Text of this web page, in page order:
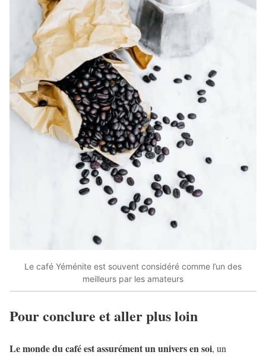
Le café Yéménite est souvent considéré comme l’un des
meilleurs par les amateurs
Pour conclure et aller plus loin
Le monde du café est assurément un univers en soi, un